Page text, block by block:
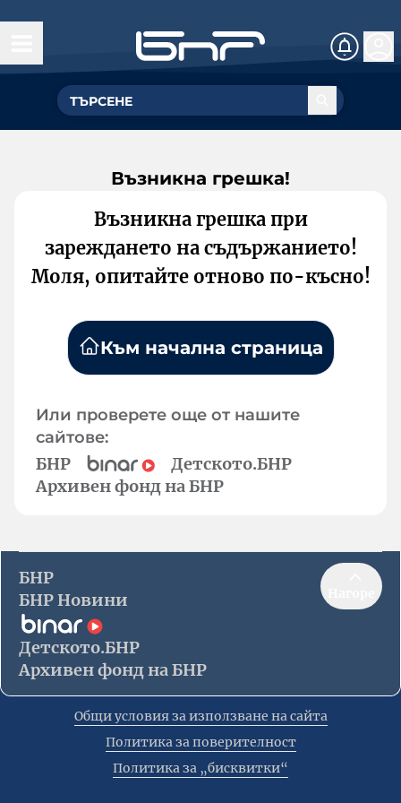
Възникна грешка!
Възникна грешка при
зареждането на съдържанието!
Моля, опитайте отново по-късно!
Към начална страница
Или проверете още от нашите
сайтове:
БНР
Детското.БНР
Архивен фонд на БНР
БНР
БНР Новини
Детското.БНР
Архивен фонд на БНР
Общи условия за използване на сайта
Политика за поверителност
Политика за „бисквитки“